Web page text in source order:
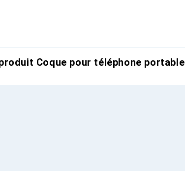
Coque pour téléphone portable